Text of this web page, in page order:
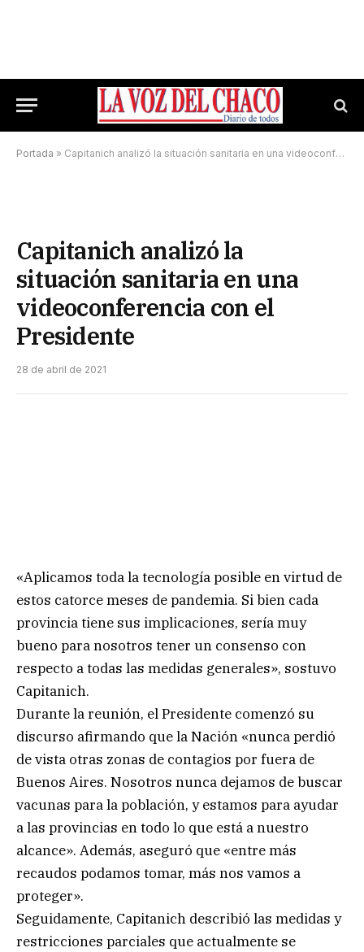
Portada » Capitanich analizó la situación sanitaria en una videoconferencia con el Presidente
Capitanich analizó la
situación sanitaria en una
videoconferencia con el
Presidente
28 de abril de 2021
«Aplicamos toda la tecnología posible en virtud de
estos catorce meses de pandemia. Si bien cada
provincia tiene sus implicaciones, sería muy
bueno para nosotros tener un consenso con
respecto a todas las medidas generales», sostuvo
Capitanich.
Durante la reunión, el Presidente comenzó su
discurso afirmando que la Nación «nunca perdió
de vista otras zonas de contagios por fuera de
Buenos Aires. Nosotros nunca dejamos de buscar
vacunas para la población, y estamos para ayudar
a las provincias en todo lo que está a nuestro
alcance». Además, aseguró que «entre más
recaudos podamos tomar, más nos vamos a
proteger».
Seguidamente, Capitanich describió las medidas y
restricciones parciales que actualmente se